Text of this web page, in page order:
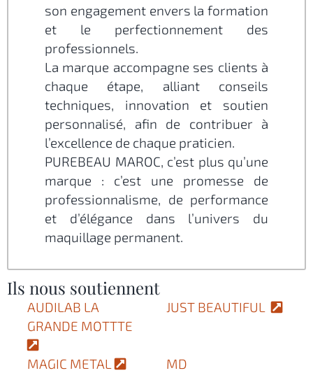
son engagement envers la formation
et le perfectionnement des
professionnels.
La marque accompagne ses clients à
chaque étape, alliant conseils
techniques, innovation et soutien
personnalisé, afin de contribuer à
l’excellence de chaque praticien.
PUREBEAU MAROC, c’est plus qu’une
marque : c’est une promesse de
professionnalisme, de performance
et d’élégance dans l’univers du
maquillage permanent.
Ils nous soutiennent
AUDILAB LA
GRANDE MOTTTE
JUST BEAUTIFUL
MAGIC METAL
MD